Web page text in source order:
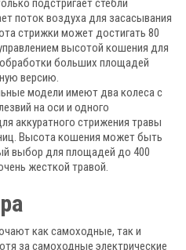
подстригает стебли
поток воздуха для засасывания
стрижки может достигать 80
высотой кошения для
больших площадей
версию.
модели имеют два колеса с
на оси и одного
аккуратного стрижения травы
Высота кошения может быть
выбор для площадей до 400
жесткой травой.
как самоходные, так и
за самоходные электрические